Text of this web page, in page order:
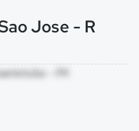
Jose - R
- PA